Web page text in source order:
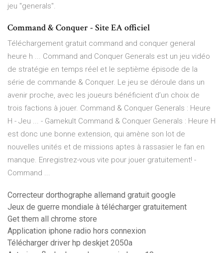
jeu "generals".
Command & Conquer - Site EA officiel
Téléchargement gratuit command and conquer general
heure h ... Command and Conquer Generals est un jeu vidéo
de stratégie en temps réel et le septième épisode de la
série de commande & Conquer. Le jeu se déroule dans un
avenir proche, avec les joueurs bénéficient d’un choix de
trois factions à jouer. Command & Conquer Generals : Heure
H - Jeu ... - Gamekult Command & Conquer Generals : Heure H
est donc une bonne extension, qui amène son lot de
nouvelles unités et de missions aptes à rassasier le fan en
manque. Enregistrez-vous vite pour jouer gratuitement! -
Command ...
Correcteur dorthographe allemand gratuit google
Jeux de guerre mondiale à télécharger gratuitement
Get them all chrome store
Application iphone radio hors connexion
Télécharger driver hp deskjet 2050a